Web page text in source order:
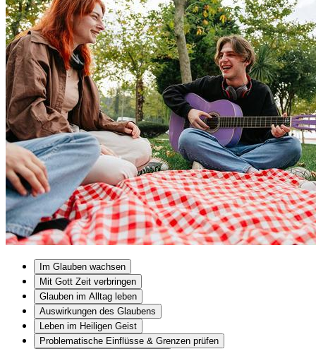
Im Glauben wachsen
Mit Gott Zeit verbringen
Glauben im Alltag leben
Auswirkungen des Glaubens
Leben im Heiligen Geist
Problematische Einflüsse & Grenzen prüfen